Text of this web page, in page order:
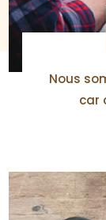
Nous
car